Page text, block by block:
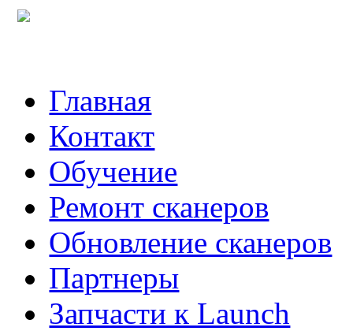
Главная
Контакт
Обучение
Ремонт сканеров
Обновление сканеров
Партнеры
Запчасти к Launch